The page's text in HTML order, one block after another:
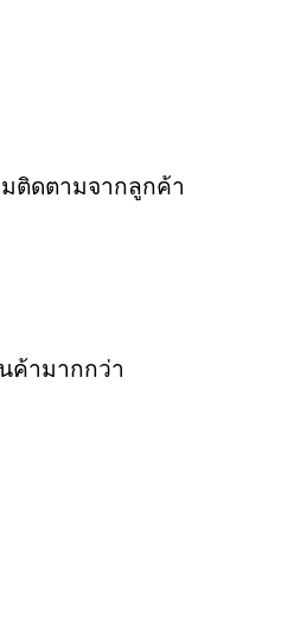
ติดตามจากลูกค้า
ค้ามากกว่า